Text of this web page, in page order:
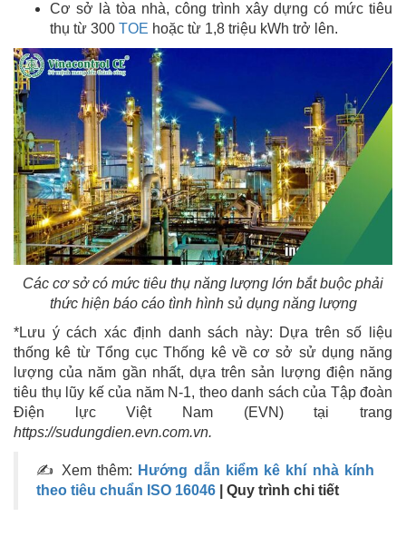
Cơ sở là tòa nhà, công trình xây dựng có mức tiêu
thụ từ 300 TOE hoặc từ 1,8 triệu kWh trở lên.
Các cơ sở có mức tiêu thụ năng lượng lớn bắt buộc phải
thức hiện báo cáo tình hình sủ dụng năng lượng
*Lưu ý cách xác định danh sách này: Dựa trên số liệu
thống kê từ Tổng cục Thống kê về cơ sở sử dụng năng
lượng của năm gần nhất, dựa trên sản lượng điện năng
tiêu thụ lũy kế của năm N-1, theo danh sách của Tập đoàn
Điện lực Việt Nam (EVN) tại trang
https://sudungdien.evn.com.vn.
✍ Xem thêm: Hướng dẫn kiểm kê khí nhà kính
theo tiêu chuẩn ISO 16046
| Quy trình chi tiết